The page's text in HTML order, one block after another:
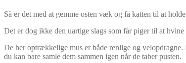
Så er det med at gemme osten væk og få katten til at
Det er dog ikke den uartige slags som får piger til at
De her optrækkelige mus er både renlige og
du kan bare samle dem sammen igen når de taber pusten.